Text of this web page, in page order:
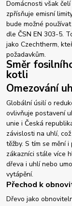
Domácnosti však
zpřísňuje emisní
bude možné
dle ČSN EN 303-5.
jako Czechtherm,
požadavkům.
Směr
kotli
Omezování
Globální úsilí o
ovlivňuje postavení
unie i Česká
závislosti na uhlí,
těžby. S tím se mění
zákazníci stále více
dřeva i uhlí nebo
vytápění.
Přechod k
Dřevo jako